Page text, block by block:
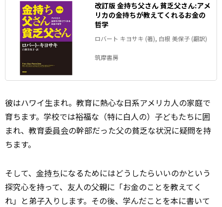
改訂版 金持ち父さん 貧乏父さん:アメ
リカの金持ちが教えてくれるお金の
哲学
ロバート キヨサキ (著), 白根 美保子 (翻訳)
筑摩書房
彼はハワイ生まれ。教育に熱心な日系アメリカ人の家庭で
育ちます。学校では裕福な（特に白人の）子どもたちに囲
まれ、教育委員会の幹部だった父の貧乏な状況に疑問を持
ちます。
そして、 金持ちになるためにはどうしたらいいのかという
探究心を持って、友人の父親に「お金のことを教えてく
れ」と弟子入りします。その後、学んだことを本に書いて